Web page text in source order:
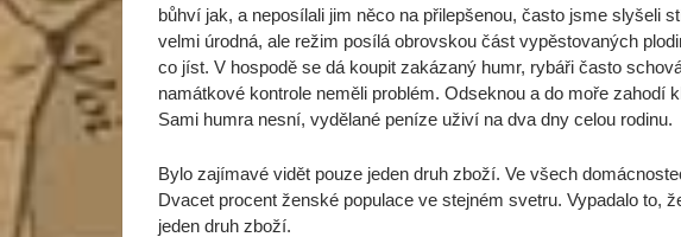
bůhví jak, a neposílali jim něco na přilepšenou, často jsme slyšeli
velmi úrodná, ale režim posílá obrovskou část vypěstovaných
co jíst. V hospodě se dá koupit zakázaný humr, rybáři často
namátkové kontrole neměli problém. Odseknou a do moře zahodí
Sami humra nesní, vydělané peníze uživí na dva dny celou rodinu.
Bylo zajímavé vidět pouze jeden druh zboží. Ve všech
Dvacet procent ženské populace ve stejném svetru. Vypadalo to,
jeden druh zboží.